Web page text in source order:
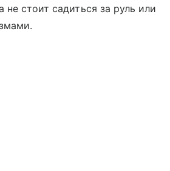
не стоит садиться за руль или